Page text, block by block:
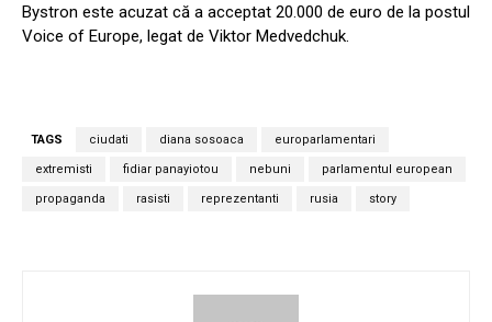
Bystron este acuzat că a acceptat 20.000 de euro de la postul
Voice of Europe, legat de Viktor Medvedchuk.
TAGS ciudati diana sosoaca europarlamentari
extremisti fidiar panayiotou nebuni parlamentul european
propaganda rasisti reprezentanti rusia story